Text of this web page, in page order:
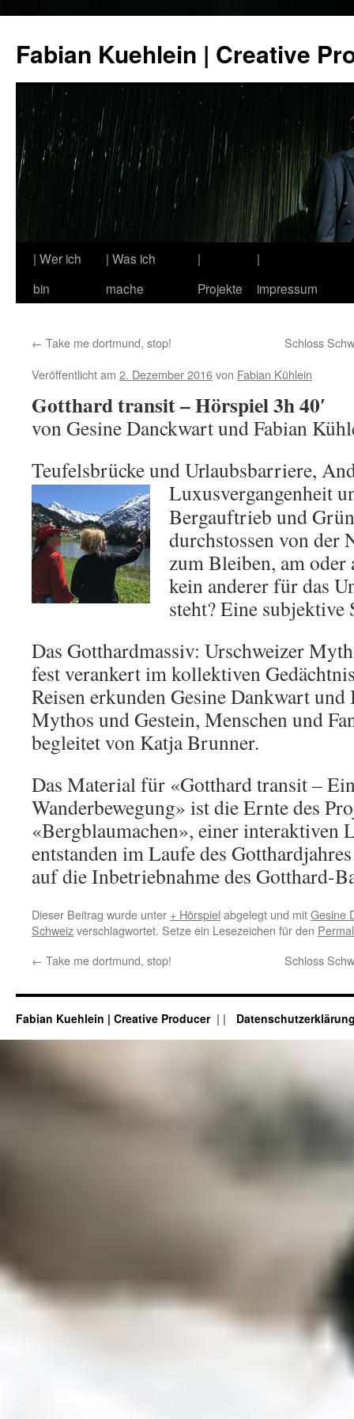
springen
Fabian Kuehlein | Creative
| Wer ich
bin
| Was ich
mache
|
Projekte
|
impressum
← Take me dortmund, stop!
Schloss
Veröffentlicht am 2. Dezember 2016von Fabian Kühlein
Gotthard transit – Hörspiel 3h 40′
von Gesine Danckwart und Fabian
Teufelsbrücke und Urlaubsbarriere,
Luxusvergangenheit
Bergauftrieb und
durchstossen von der
zum Bleiben, am
kein anderer für das
steht? Eine subjektive
Das Gotthardmassiv: Urschweizer
fest verankert im kollektiven
Reisen erkunden Gesine Dankwart
Mythos und Gestein, Menschen und
begleitet von Katja Brunner.
Das Material für «Gotthard transit –
Wanderbewegung» ist die Ernte des
«Bergblaumachen», einer interaktiven
entstanden im Laufe des
auf die Inbetriebnahme des Gotthard-
Dieser Beitrag wurde unter + Hörspiel abgelegt und mitGesine
Schweizverschlagwortet. Setze ein Lesezeichen für den
← Take me dortmund, stop! Schloss
Fabian Kuehlein | Creative Producer |